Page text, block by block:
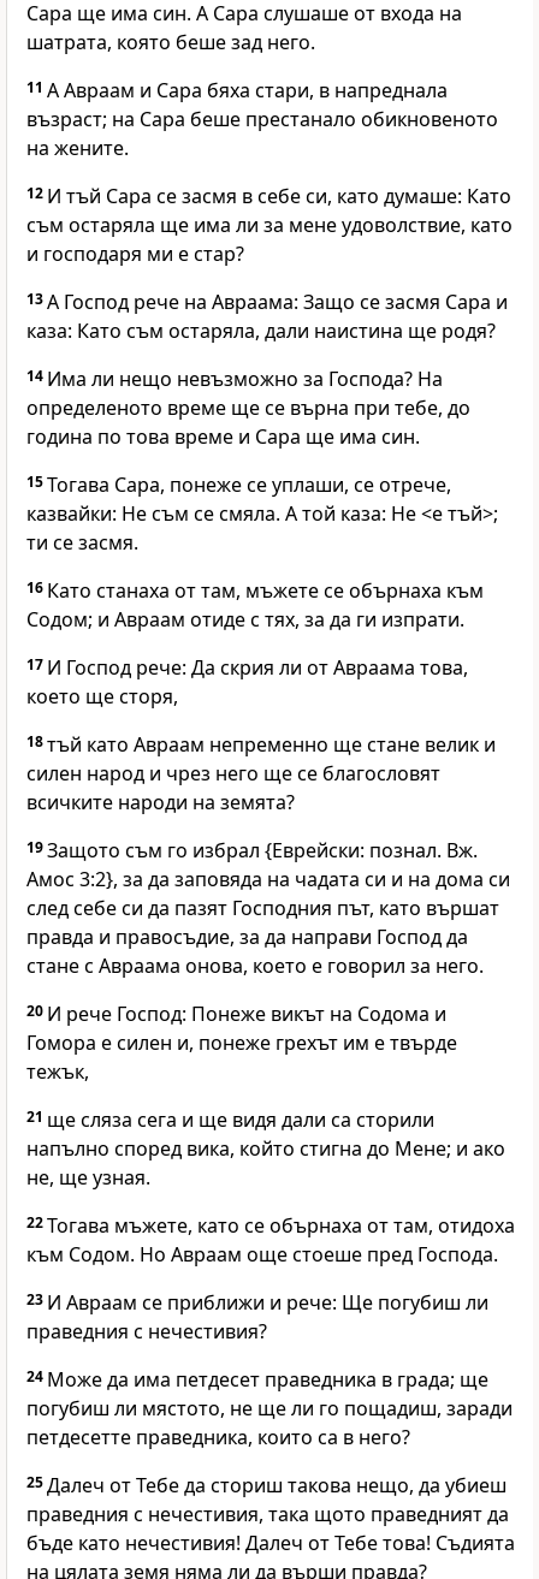
Сара ще има син. А Сара слушаше от входа на
шатрата, която беше зад него.
11 А Авраам и Сара бяха стари, в напреднала
възраст; на Сара беше престанало обикновеното
на жените.
12 И тъй Сара се засмя в себе си, като думаше: Като
съм остаряла ще има ли за мене удоволствие, като
и господаря ми е стар?
13А Господ рече на Авраама: Защо се засмя Сара и
каза: Като съм остаряла, дали наистина ще родя?
14 Има ли нещо невъзможно за Господа? На
определеното време ще се върна при тебе, до
година по това време и Сара ще има син.
15Тогава Сара, понеже се уплаши, се отрече,
казвайки: Не съм се смяла. А той каза: Не <е тъй>;
ти се засмя.
16 Като станаха от там, мъжете се обърнаха към
Содом; и Авраам отиде с тях, за да ги изпрати.
17 И Господ рече: Да скрия ли от Авраама това,
което ще сторя,
18тъй като Авраам непременно ще стане велик и
силен народ и чрез него ще се благословят
всичките народи на земята?
19Защото съм го избрал {Еврейски: познал. Вж.
Амос 3:2}, за да заповяда на чадата си и на дома си
след себе си да пазят Господния път, като вършат
правда и правосъдие, за да направи Господ да
стане с Авраама онова, което е говорил за него.
20 И рече Господ: Понеже викът на Содома и
Гомора е силен и, понеже грехът им е твърде
тежък,
21 ще сляза сега и ще видя дали са сторили
напълно според вика, който стигна до Мене; и ако
не, ще узная.
22Тогава мъжете, като се обърнаха от там, отидоха
към Содом. Но Авраам още стоеше пред Господа.
23 И Авраам се приближи и рече: Ще погубиш ли
праведния с нечестивия?
24 Може да има петдесет праведника в града; ще
погубиш ли мястото, не ще ли го пощадиш, заради
петдесетте праведника, които са в него?
25Далеч от Тебе да сториш такова нещо, да убиеш
праведния с нечестивия, така щото праведният да
бъде като нечестивия! Далеч от Тебе това! Съдията
на цялата земя няма ли да върши правда?